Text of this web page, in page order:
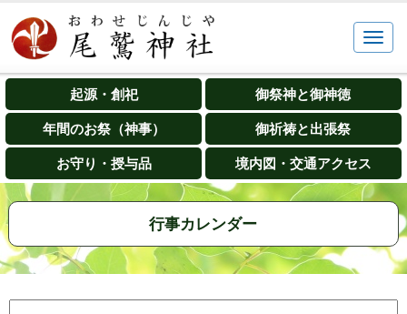
起源・創祀 御祭神と御神徳
年間のお祭（神事） 御祈祷と出張祭
お守り・授与品 境内図・交通アクセス
行事カレンダー